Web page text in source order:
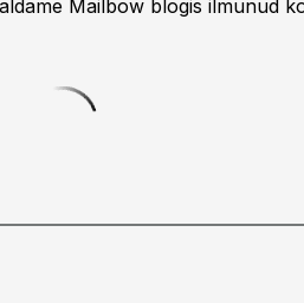
Mailbow blogis ilmunud